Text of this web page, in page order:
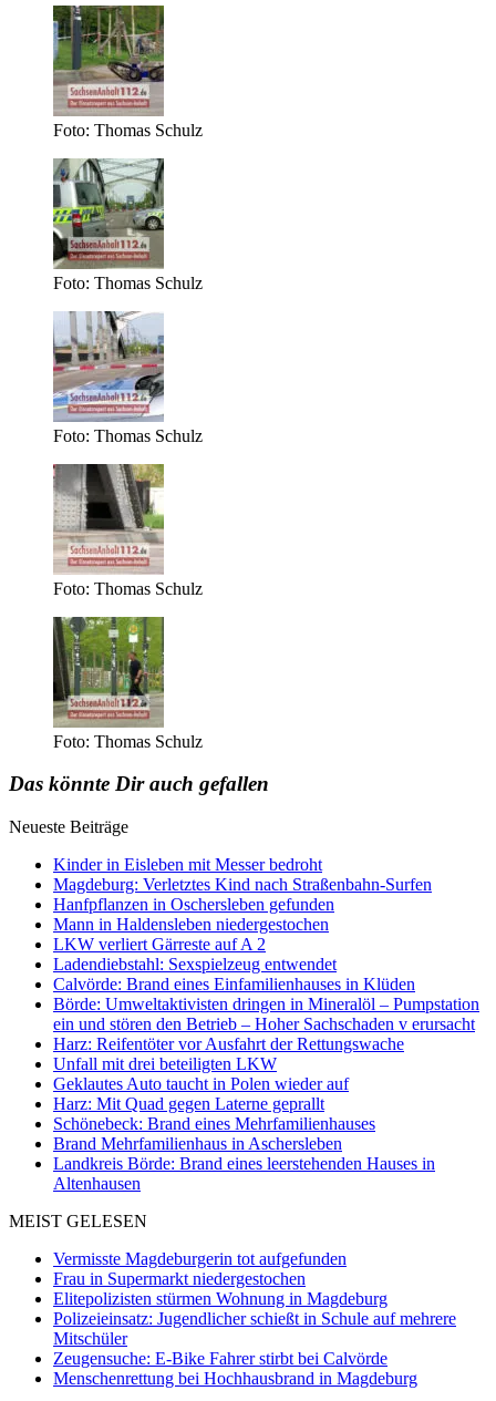
Foto: Thomas Schulz
Foto: Thomas Schulz
Foto: Thomas Schulz
Foto: Thomas Schulz
Foto: Thomas Schulz
Das könnte Dir auch gefallen
Neueste Beiträge
Kinder in Eisleben mit Messer bedroht
Magdeburg: Verletztes Kind nach Straßenbahn-Surfen
Hanfpflanzen in Oschersleben gefunden
Mann in Haldensleben niedergestochen
LKW verliert Gärreste auf A 2
Ladendiebstahl: Sexspielzeug entwendet
Calvörde: Brand eines Einfamilienhauses in Klüden
Börde: Umweltaktivisten dringen in Mineralöl – Pumpstation
ein und stören den Betrieb – Hoher Sachschaden v erursacht
Harz: Reifentöter vor Ausfahrt der Rettungswache
Unfall mit drei beteiligten LKW
Geklautes Auto taucht in Polen wieder auf
Harz: Mit Quad gegen Laterne geprallt
Schönebeck: Brand eines Mehrfamilienhauses
Brand Mehrfamilienhaus in Aschersleben
Landkreis Börde: Brand eines leerstehenden Hauses in
Altenhausen
MEIST GELESEN
Vermisste Magdeburgerin tot aufgefunden
Frau in Supermarkt niedergestochen
Elitepolizisten stürmen Wohnung in Magdeburg
Polizeieinsatz: Jugendlicher schießt in Schule auf mehrere
Mitschüler
Zeugensuche: E-Bike Fahrer stirbt bei Calvörde
Menschenrettung bei Hochhausbrand in Magdeburg